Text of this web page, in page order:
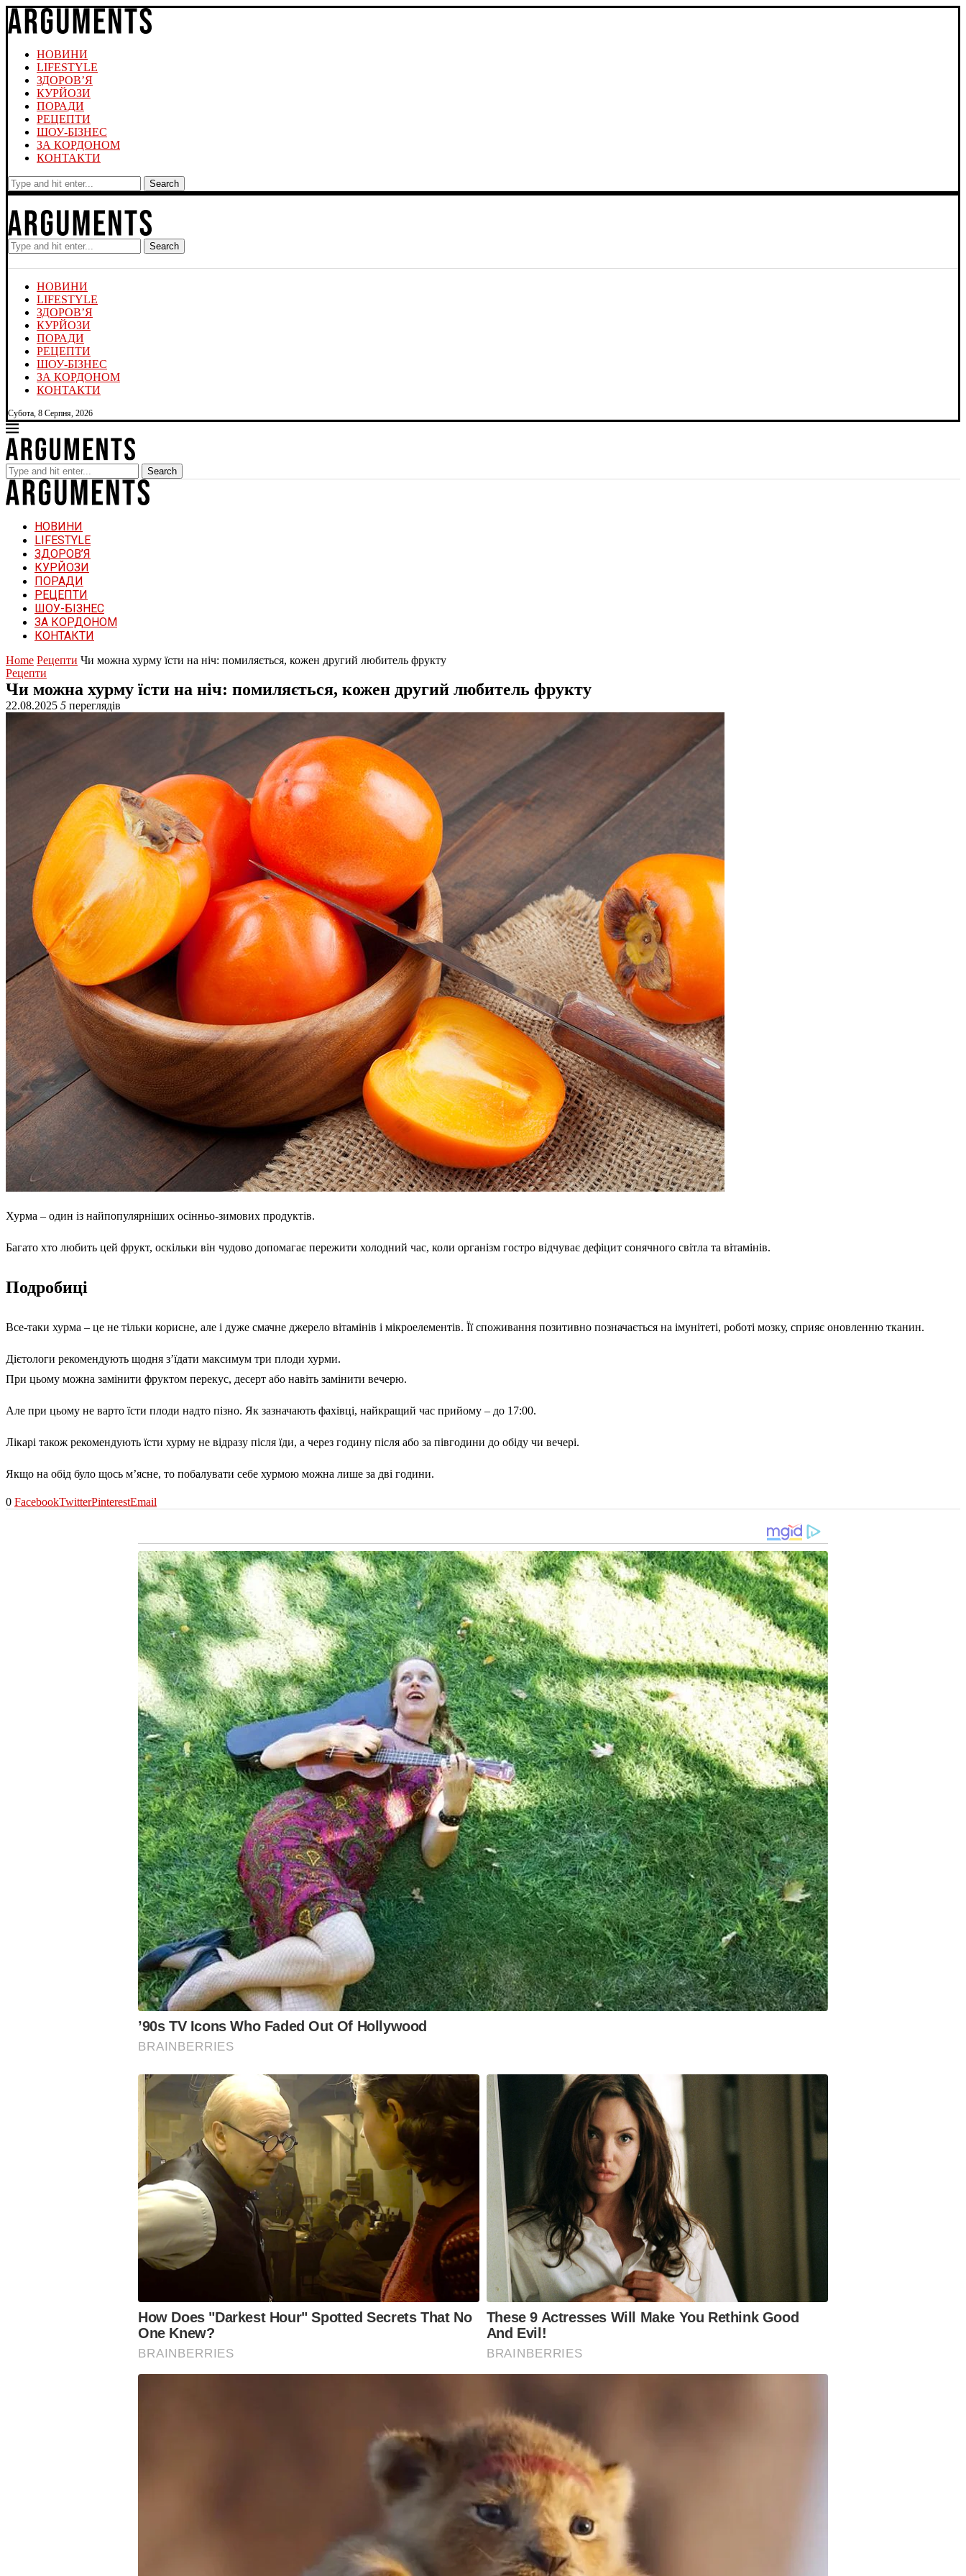
НОВИНИ
LIFESTYLE
ЗДОРОВ’Я
КУРЙОЗИ
ПОРАДИ
РЕЦЕПТИ
ШОУ-БІЗНЕС
ЗА КОРДОНОМ
КОНТАКТИ
Search
Search
НОВИНИ
LIFESTYLE
ЗДОРОВ’Я
КУРЙОЗИ
ПОРАДИ
РЕЦЕПТИ
ШОУ-БІЗНЕС
ЗА КОРДОНОМ
КОНТАКТИ
Субота, 8 Серпня, 2026
Search
НОВИНИ
LIFESTYLE
ЗДОРОВ’Я
КУРЙОЗИ
ПОРАДИ
РЕЦЕПТИ
ШОУ-БІЗНЕС
ЗА КОРДОНОМ
КОНТАКТИ
Home Рецепти Чи можна хурму їсти на ніч: помиляється, кожен другий любитель фрукту
Рецепти
Чи можна хурму їсти на ніч: помиляється, кожен другий любитель фрукту
22.08.2025 5 переглядів
Хурма – один із найпопулярніших осінньо-зимових продуктів.
Багато хто любить цей фрукт, оскільки він чудово допомагає пережити холодний час, коли організм гостро відчуває дефіцит сонячного світла та вітамінів.
Подробиці
Все-таки хурма – це не тільки корисне, але і дуже смачне джерело вітамінів і мікроелементів. Її споживання позитивно позначається на імунітеті, роботі мозку, сприяє оновленню тканин.
Дієтологи рекомендують щодня з’їдати максимум три плоди хурми.
При цьому можна замінити фруктом перекус, десерт або навіть замінити вечерю.
Але при цьому не варто їсти плоди надто пізно. Як зазначають фахівці, найкращий час прийому – до 17:00.
Лікарі також рекомендують їсти хурму не відразу після їди, а через годину після або за півгодини до обіду чи вечері.
Якщо на обід було щось м’ясне, то побалувати себе хурмою можна лише за дві години.
0 FacebookTwitterPinterestEmail